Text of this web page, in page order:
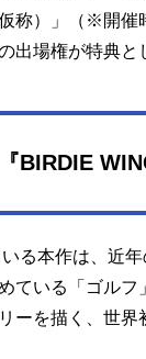
称）」（※開催
出場権が特典と
BIRDIE
る本作は、近
ている「ゴル
ーを描く、世